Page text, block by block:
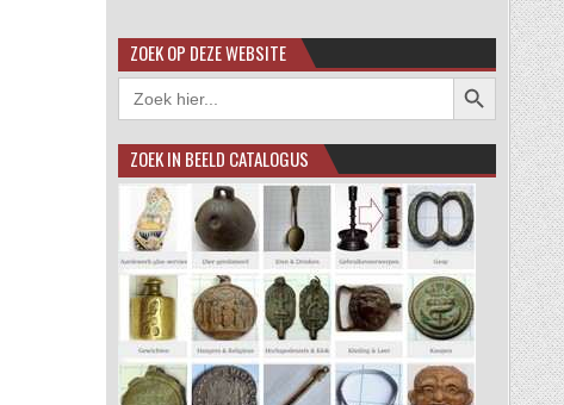
ZOEK OP DEZE WEBSITE
Zoek
naar:
Zoekknop
ZOEK IN BEELD CATALOGUS